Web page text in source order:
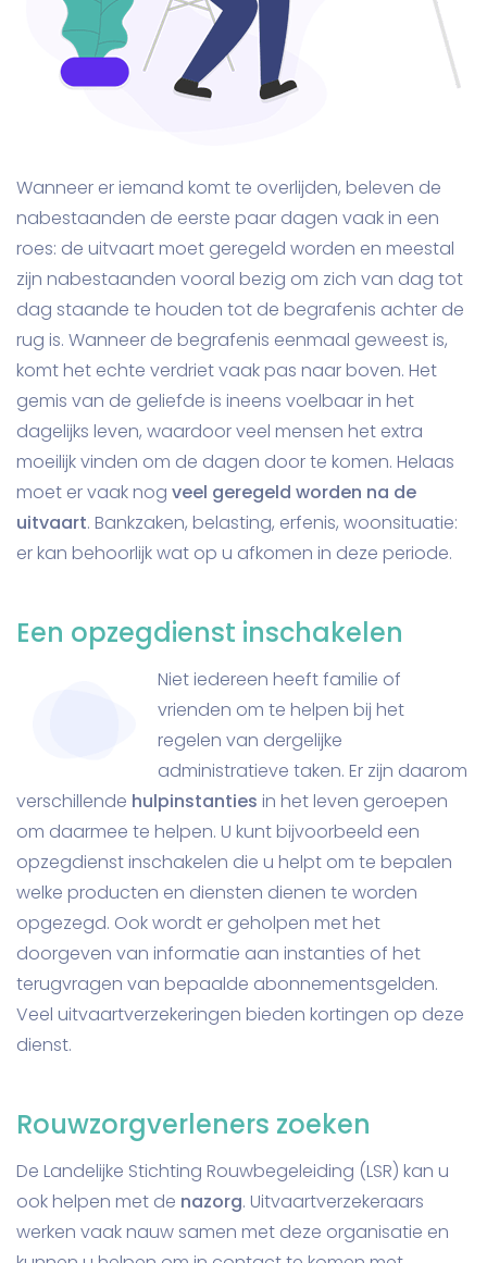
Wanneer er iemand komt te overlijden, beleven de
nabestaanden de eerste paar dagen vaak in een
roes: de uitvaart moet geregeld worden en meestal
zijn nabestaanden vooral bezig om zich van dag tot
dag staande te houden tot de begrafenis achter de
rug is. Wanneer de begrafenis eenmaal geweest is,
komt het echte verdriet vaak pas naar boven. Het
gemis van de geliefde is ineens voelbaar in het
dagelijks leven, waardoor veel mensen het extra
moeilijk vinden om de dagen door te komen. Helaas
moet er vaak nog veel geregeld worden na de
uitvaart. Bankzaken, belasting, erfenis, woonsituatie:
er kan behoorlijk wat op u afkomen in deze periode.
Een opzegdienst inschakelen
Niet iedereen heeft familie of
vrienden om te helpen bij het
regelen van dergelijke
administratieve taken. Er zijn daarom
verschillende hulpinstanties in het leven geroepen
om daarmee te helpen. U kunt bijvoorbeeld een
opzegdienst inschakelen die u helpt om te bepalen
welke producten en diensten dienen te worden
opgezegd. Ook wordt er geholpen met het
doorgeven van informatie aan instanties of het
terugvragen van bepaalde abonnementsgelden.
Veel uitvaartverzekeringen bieden kortingen op deze
dienst.
Rouwzorgverleners zoeken
De Landelijke Stichting Rouwbegeleiding (LSR) kan u
ook helpen met de nazorg. Uitvaartverzekeraars
werken vaak nauw samen met deze organisatie en